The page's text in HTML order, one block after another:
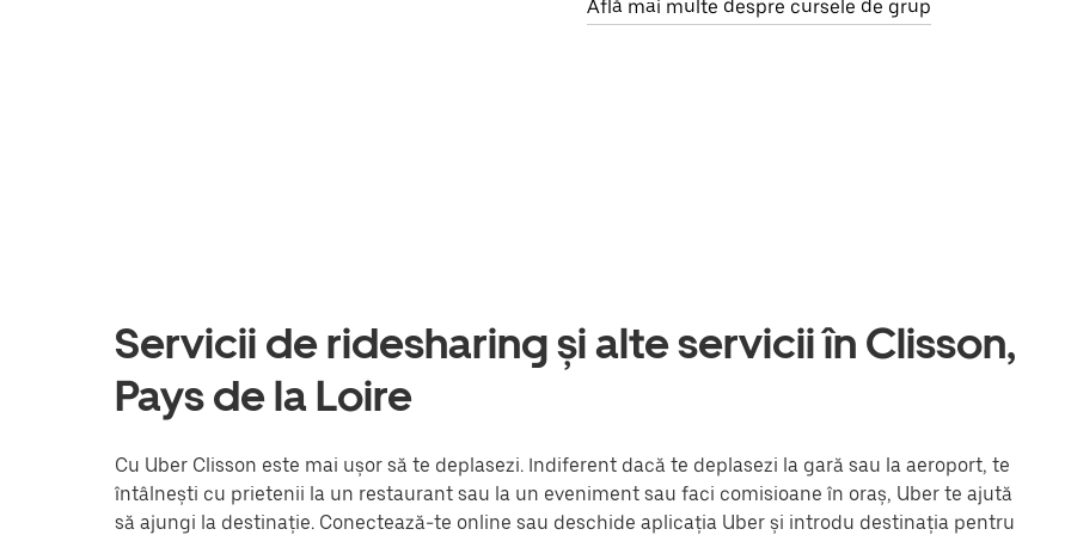
Află mai multe despre cursele de grup
Servicii de ridesharing și alte servicii în Clisson,
Pays de la Loire
Cu Uber Clisson este mai ușor să te deplasezi. Indiferent dacă te deplasezi la gară sau la aeroport, te
întâlnești cu prietenii la un restaurant sau la un eveniment sau faci comisioane în oraș, Uber te ajută
să ajungi la destinație. Conectează-te online sau deschide aplicația Uber și introdu destinația pentru